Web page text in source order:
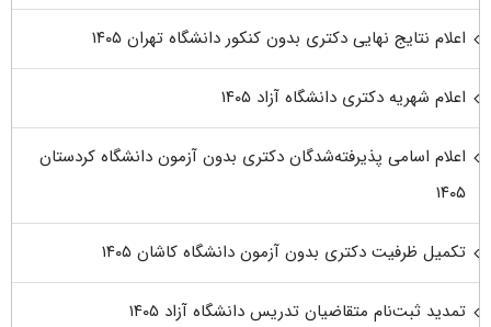
اعلام نتایج نهایی دکتری بدون کنکور دانشگاه تهران ۱۴۰۵
اعلام شهریه دکتری دانشگاه آزاد ۱۴۰۵
اعلام اسامی پذیرفته‌شدگان دکتری بدون آزمون دانشگاه کردستان
۱۴۰۵
تکمیل ظرفیت دکتری بدون آزمون دانشگاه کاشان ۱۴۰۵
تمدید ثبت‌نام متقاضیان تدریس دانشگاه آزاد ۱۴۰۵